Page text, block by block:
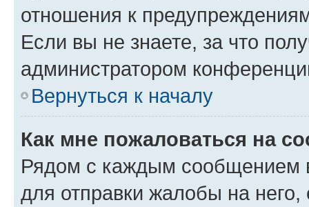
отношения к
Если вы не знаете, за что
администратором
Вернуться к началу
Как мне пожаловаться на
Рядом с каждым сообщением
для отправки жалобы на